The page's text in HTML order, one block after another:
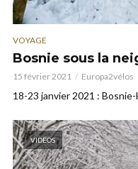
VOYAGE
Bosnie sous la
15 février 2021 Europa2vélos
18-23 janvier 2021 :
VIDÉOS